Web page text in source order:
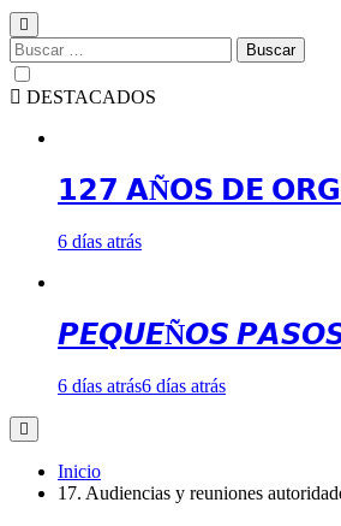
Buscar:
DESTACADOS
𝟭𝟮𝟳 𝗔Ñ𝗢𝗦 𝗗𝗘
6 días atrás
𝙋𝙀𝙌𝙐𝙀Ñ𝙊𝙎
6 días atrás6 días atrás
Inicio
17. Audiencias y reuniones